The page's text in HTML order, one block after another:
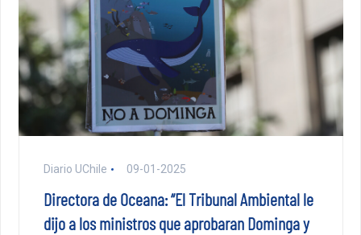
Diario UChile 09-01-2025
Directora de Oceana: “El Tribunal Ambiental le
dijo a los ministros que aprobaran Dominga y